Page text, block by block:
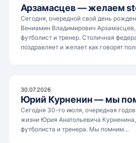
Арзамасцев — желаем
Сегодня, очередной свой день
Вениамин Владимирович
футболист и тренер. Столичная
поздравляет и желает как говорят
30.07.2026
Юрий Курненин — мы
Сегодня 30-го июля, очередная
жизни Юрия Анатольевича
футболиста и тренера. Мы помним…